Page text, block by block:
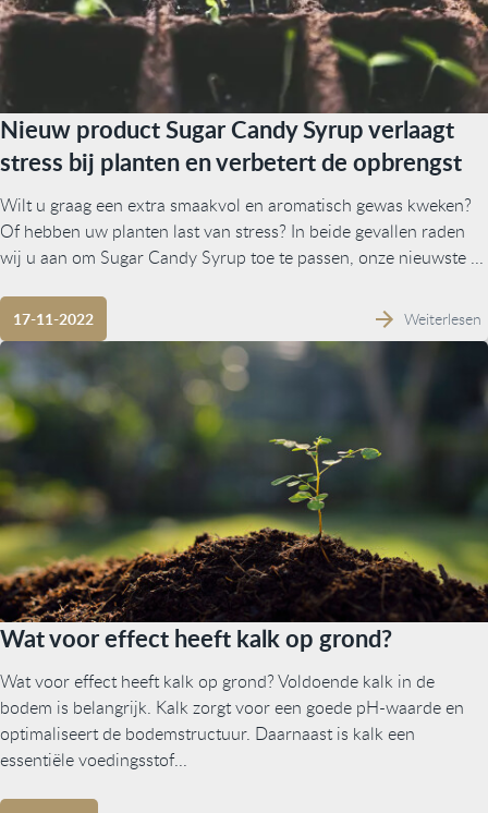
Nieuw product Sugar Candy Syrup verlaagt
stress bij planten en verbetert de opbrengst
Wilt u graag een extra smaakvol en aromatisch gewas kweken?
Of hebben uw planten last van stress? In beide gevallen raden
wij u aan om Sugar Candy Syrup toe te passen, onze nieuwste ...
17-11-2022 Weiterlesen
Wat voor effect heeft kalk op grond?
Wat voor effect heeft kalk op grond? Voldoende kalk in de
bodem is belangrijk. Kalk zorgt voor een goede pH-waarde en
optimaliseert de bodemstructuur. Daarnaast is kalk een
essentiële voedingsstof...